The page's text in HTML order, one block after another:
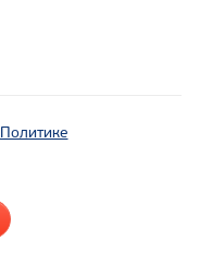
Политике